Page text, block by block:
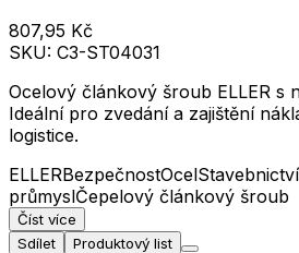
807,95 Kč
SKU: C3-ST04031
Ocelový článkový šroub ELLER s
Ideální pro zvedání a zajištění
logistice.
ELLERBezpečnostOcelStavebnictví
průmyslČepelový článkový šroub
Číst více
Sdílet
Produktový list